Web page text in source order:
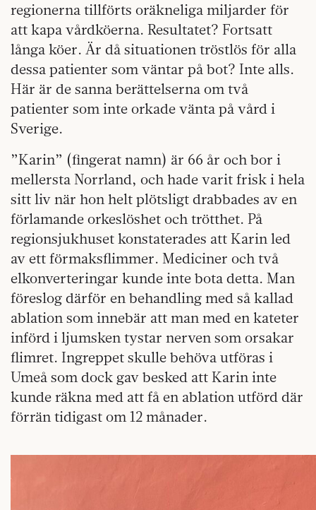
regionerna tillförts oräkneliga miljarder för
att kapa vårdköerna. Resultatet? Fortsatt
långa köer. Är då situationen tröstlös för alla
dessa patienter som väntar på bot? Inte alls.
Här är de sanna berättelserna om två
patienter som inte orkade vänta på vård i
Sverige.
”Karin” (fingerat namn) är 66 år och bor i
mellersta Norrland, och hade varit frisk i hela
sitt liv när hon helt plötsligt drabbades av en
förlamande orkeslöshet och trötthet. På
regionsjukhuset konstaterades att Karin led
av ett förmaksflimmer. Mediciner och två
elkonverteringar kunde inte bota detta. Man
föreslog därför en behandling med så kallad
ablation som innebär att man med en kateter
införd i ljumsken tystar nerven som orsakar
flimret. Ingreppet skulle behöva utföras i
Umeå som dock gav besked att Karin inte
kunde räkna med att få en ablation utförd där
förrän tidigast om 12 månader.